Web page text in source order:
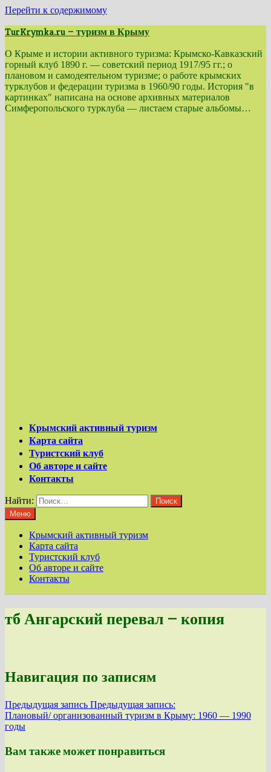
Перейти к содержимому
TurKrymka.ru — туризм в Крыму
О Крыме и истории активного туризма: Крымско-Кавказский
горный клуб 1890 г. — советский период 1917/95 гг.; о
плановом и самодеятельном туризме; о работе крымских
турклубов и федерации туризма в 1960/90 годы. История "в
картинках" написана на основе архивных материалов
Симферопольского турклуба — листаем старые альбомы…
Крымский активный туризм
Карта сайта
Туристский клуб
Об авторе и сайте
Контакты
Найти:
Меню
Крымский активный туризм
Карта сайта
Туристский клуб
Об авторе и сайте
Контакты
тб Ангарский перевал — копия
Навигация по записям
Предыдущая запись Предыдущая запись:
Плановый/ организованный туризм в Крыму: 1960 — 1990
годы
Вам также может понравиться